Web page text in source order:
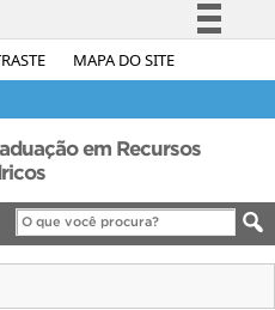
MAPA DO SITE
Simplifique!
Acesso à informação
Legislação
Canais
em Recursos